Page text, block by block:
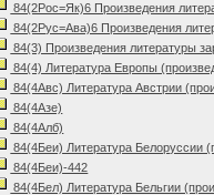
84(2Рос=Як)6 Произведения
84(2Рус=Ава)6 Произведения
84(3) Произведения литературы
84(4) Литература Европы
84(4Авс) Литература Австрии
84(4Азе)
84(4Алб)
84(4Беи) Литература Белоруссии
84(4Беи)-442
84(4Бел) Литература Бельгии